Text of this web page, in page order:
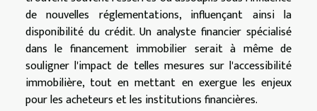
de nouvelles réglementations, influençant ainsi la
disponibilité du crédit. Un analyste financier spécialisé
dans le financement immobilier serait à même de
souligner l'impact de telles mesures sur l'accessibilité
immobilière, tout en mettant en exergue les enjeux
pour les acheteurs et les institutions financières.